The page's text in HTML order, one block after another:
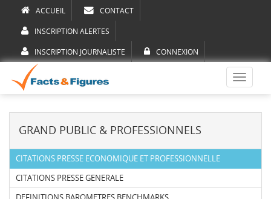
ACCUEIL CONTACT
INSCRIPTION ALERTES
INSCRIPTION JOURNALISTE CONNEXION
Toggle
GRAND PUBLIC & PROFESSIONNELS
CITATIONS PRESSE ECONOMIQUE ET PROFESSIONNELLE
CITATIONS PRESSE GENERALE